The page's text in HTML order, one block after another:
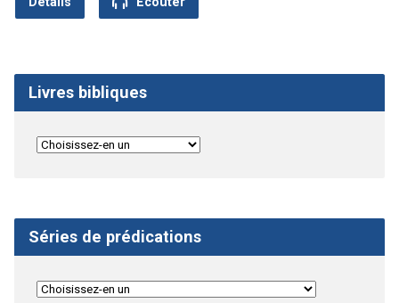
Livres bibliques
Séries de prédications